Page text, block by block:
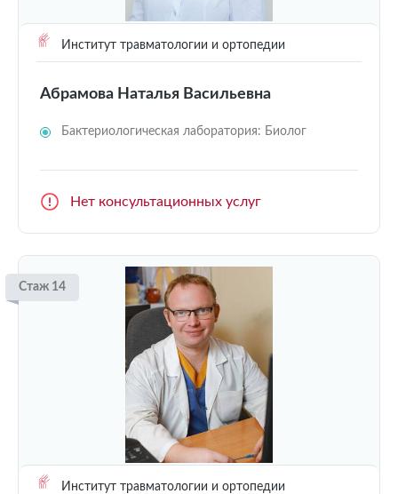
Институт травматологии и ортопедии
Абрамова Наталья Васильевна
Бактериологическая лаборатория: Биолог
Нет консультационных услуг
Стаж 14
Институт травматологии и ортопедии